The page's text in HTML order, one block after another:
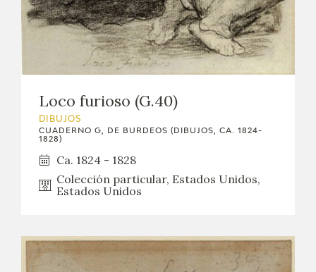
TIENDA ONLINE
EDUCA
FICHAS ARASAAC
Loco furioso (G.40)
DIBUJOS
CUADERNO G, DE BURDEOS (DIBUJOS, CA. 1824-
1828)
Ca. 1824 - 1828
Colección particular, Estados Unidos,
Estados Unidos